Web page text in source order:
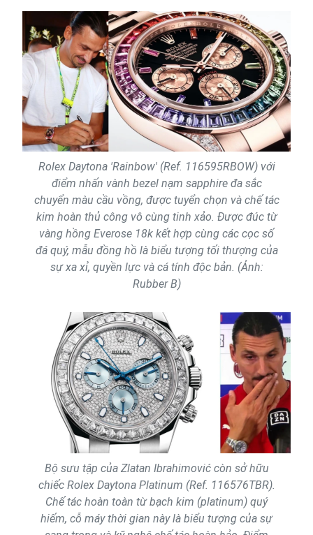
Rolex Daytona 'Rainbow' (Ref. 116595RBOW) với
điểm nhấn vành bezel nạm sapphire đa sắc
chuyển màu cầu vồng, được tuyển chọn và chế tác
kim hoàn thủ công vô cùng tinh xảo. Được đúc từ
vàng hồng Everose 18k kết hợp cùng các cọc số
đá quý, mẫu đồng hồ là biểu tượng tối thượng của
sự xa xỉ, quyền lực và cá tính độc bản. (Ảnh:
Rubber B)
Bộ sưu tập của Zlatan Ibrahimović còn sở hữu
chiếc Rolex Daytona Platinum (Ref. 116576TBR).
Chế tác hoàn toàn từ bạch kim (platinum) quý
hiếm, cỗ máy thời gian này là biểu tượng của sự